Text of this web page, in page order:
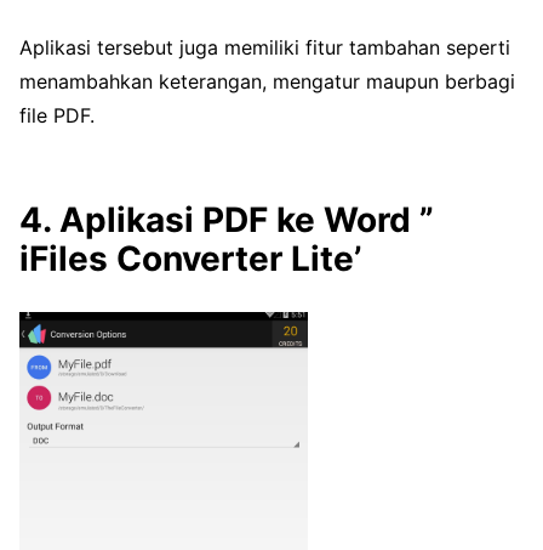
Aplikasi tersebut juga memiliki fitur tambahan seperti
menambahkan keterangan, mengatur maupun berbagi
file PDF.
4. Aplikasi PDF ke Word ”
iFiles Converter Lite’